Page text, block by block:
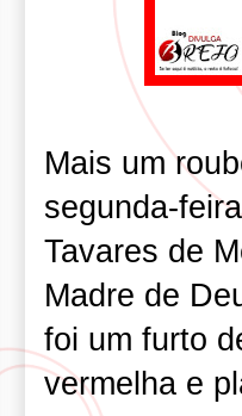
Mais um
segunda-
Tavares de
Madre de
foi um furto
vermelha e